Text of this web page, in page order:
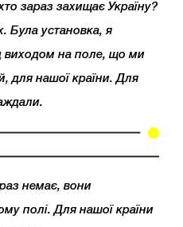
зараз захищає Україну?
Була установка, я
виходом на поле, що ми
для нашої країни. Для
немає, вони
полі. Для нашої країни